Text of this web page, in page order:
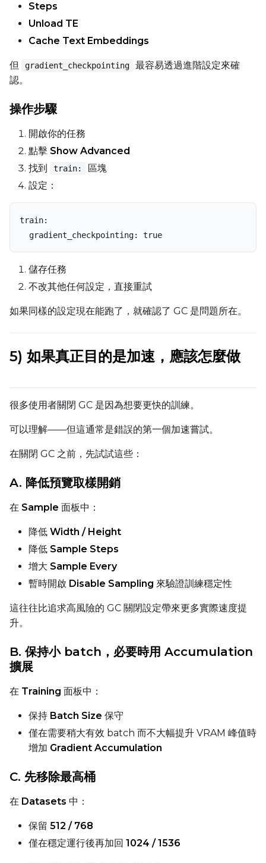
Steps
Unload TE
Cache Text Embeddings
但 gradient_checkpointing
最容易透過進階設定來確
認。
操作步驟
開啟你的任務
點擊 Show Advanced
找到
train:
區塊
設定：
train:
  gradient_checkpointing: true
儲存任務
不改其他任何設定，直接重試
如果同樣的設定現在能跑了，就確認了 GC 是問題所在。
5) 如果真正目的是加速，應該怎麼做
很多使用者關閉 GC 是因為想要更快的訓練。
可以理解——但這通常是錯誤的第一個加速嘗試。
在關閉 GC 之前，先試試這些：
A. 降低預覽取樣開銷
在 Sample 面板中：
降低 Width / Height
降低 Sample Steps
增大 Sample Every
暫時開啟 Disable Sampling 來驗證訓練穩定性
這往往比追求高風險的 GC 關閉設定帶來更多實際速度提
升。
B. 保持小 batch，必要時用 Accumulation
擴展
在 Training 面板中：
保持 Batch Size 保守
僅在需要稍大有效 batch 而不大幅提升 VRAM 峰值時
增加 Gradient Accumulation
C. 先移除最高桶
在 Datasets 中：
保留 512 / 768
僅在穩定運行後再加回 1024 / 1536